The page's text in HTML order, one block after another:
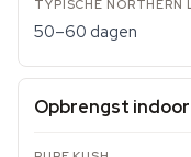
50–60 dagen
Opbrengst indoor